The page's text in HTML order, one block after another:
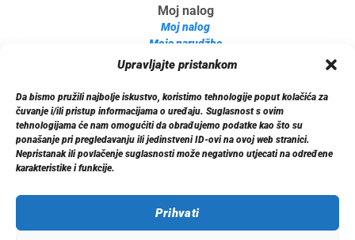
Upravljajte pristankom
Da bismo pružili najbolje iskustvo, koristimo tehnologije poput kolačića za
čuvanje i/ili pristup informacijama o uređaju. Suglasnost s ovim
tehnologijama će nam omogućiti da obrađujemo podatke kao što su
ponašanje pri pregledavanju ili jedinstveni ID-ovi na ovoj web stranici.
Nepristanak ili povlačenje suglasnosti može negativno utjecati na određene
karakteristike i funkcije.
Prihvati
Moj nalog
Moj nalog
Moje narudžbe
Detalji računa
Informacije
O nama
Dostava
Politika privatnosti